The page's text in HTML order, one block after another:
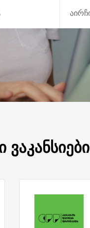
ვაკანსიები